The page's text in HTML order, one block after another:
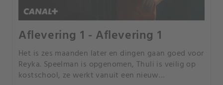
Aflevering 1 - Aflevering 1
Het is zes maanden later en dingen gaan goed voor
Reyka. Speelman is opgenomen, Thuli is veilig op
kostschool, ze werkt vanuit een nieuw